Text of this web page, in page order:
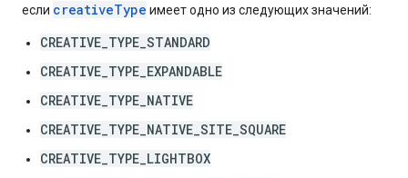
если creativeType имеет одно из следующих значений:
CREATIVE_TYPE_STANDARD
CREATIVE_TYPE_EXPANDABLE
CREATIVE_TYPE_NATIVE
CREATIVE_TYPE_NATIVE_SITE_SQUARE
CREATIVE_TYPE_LIGHTBOX